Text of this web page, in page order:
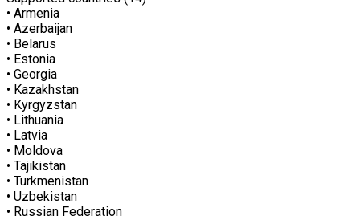
• Armenia
• Azerbaijan
• Belarus
• Estonia
• Georgia
• Kazakhstan
• Kyrgyzstan
• Lithuania
• Latvia
• Moldova
• Tajikistan
• Turkmenistan
• Uzbekistan
• Russian Federation